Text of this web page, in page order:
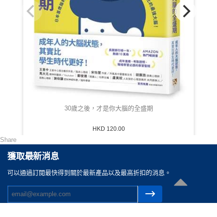
30歲之後，才是你大腦的全盛期
HKD 120.00
Share
獲取最新消息
可以通過訂閲最快得到關於最新產品以及最高折扣的消息。